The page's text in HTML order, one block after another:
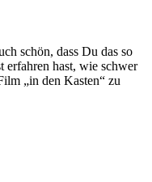
schön, dass Du das so
erfahren hast, wie schwer
„in den Kasten“ zu